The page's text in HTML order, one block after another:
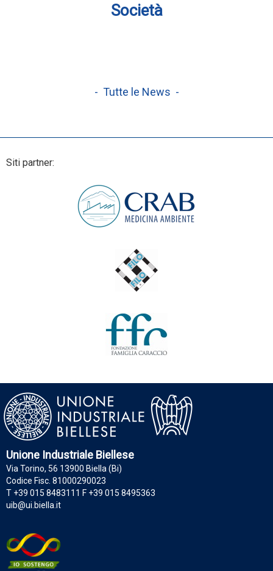
Società
- Tutte le News -
Siti partner:
Unione Industriale Biellese
Via Torino, 56 13900 Biella (Bi)
Codice Fisc. 81000290023
T +39 015 8483111 F +39 015 8495363
uib@ui.biella.it